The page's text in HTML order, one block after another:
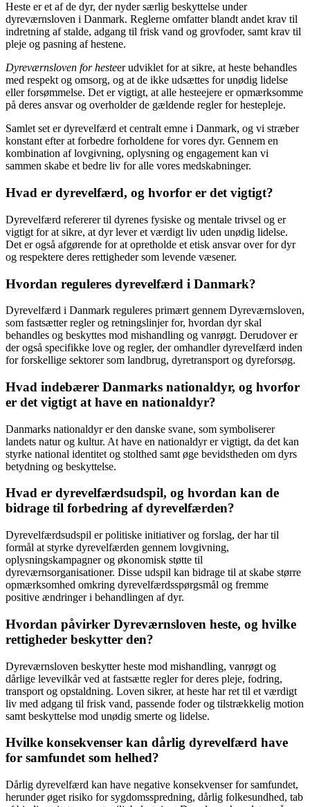
Heste er et af de dyr, der nyder særlig beskyttelse under
dyreværnsloven i Danmark. Reglerne omfatter blandt andet krav til
indretning af stalde, adgang til frisk vand og grovfoder, samt krav til
pleje og pasning af hestene.
Dyreværnsloven for hesteer udviklet for at sikre, at heste behandles
med respekt og omsorg, og at de ikke udsættes for unødig lidelse
eller forsømmelse. Det er vigtigt, at alle hesteejere er opmærksomme
på deres ansvar og overholder de gældende regler for hestepleje.
Samlet set er dyrevelfærd et centralt emne i Danmark, og vi stræber
konstant efter at forbedre forholdene for vores dyr. Gennem en
kombination af lovgivning, oplysning og engagement kan vi
sammen skabe et bedre liv for alle vores medskabninger.
Hvad er dyrevelfærd, og hvorfor er det vigtigt?
Dyrevelfærd refererer til dyrenes fysiske og mentale trivsel og er
vigtigt for at sikre, at dyr lever et værdigt liv uden unødig lidelse.
Det er også afgørende for at opretholde et etisk ansvar over for dyr
og respektere deres rettigheder som levende væsener.
Hvordan reguleres dyrevelfærd i Danmark?
Dyrevelfærd i Danmark reguleres primært gennem Dyreværnsloven,
som fastsætter regler og retningslinjer for, hvordan dyr skal
behandles og beskyttes mod mishandling og vanrøgt. Derudover er
der også specifikke love og regler, der omhandler dyrevelfærd inden
for forskellige sektorer som landbrug, dyretransport og dyreforsøg.
Hvad indebærer Danmarks nationaldyr, og hvorfor
er det vigtigt at have en nationaldyr?
Danmarks nationaldyr er den danske svane, som symboliserer
landets natur og kultur. At have en nationaldyr er vigtigt, da det kan
styrke national identitet og stolthed samt øge bevidstheden om dyrs
betydning og beskyttelse.
Hvad er dyrevelfærdsudspil, og hvordan kan de
bidrage til forbedring af dyrevelfærden?
Dyrevelfærdsudspil er politiske initiativer og forslag, der har til
formål at styrke dyrevelfærden gennem lovgivning,
oplysningskampagner og økonomisk støtte til
dyreværnsorganisationer. Disse udspil kan bidrage til at skabe større
opmærksomhed omkring dyrevelfærdsspørgsmål og fremme
positive ændringer i behandlingen af dyr.
Hvordan påvirker Dyreværnsloven heste, og hvilke
rettigheder beskytter den?
Dyreværnsloven beskytter heste mod mishandling, vanrøgt og
dårlige levevilkår ved at fastsætte regler for deres pleje, fodring,
transport og opstaldning. Loven sikrer, at heste har ret til et værdigt
liv med adgang til frisk vand, passende foder og tilstrækkelig motion
samt beskyttelse mod unødig smerte og lidelse.
Hvilke konsekvenser kan dårlig dyrevelfærd have
for samfundet som helhed?
Dårlig dyrevelfærd kan have negative konsekvenser for samfundet,
herunder øget risiko for sygdomsspredning, dårlig folkesundhed, tab